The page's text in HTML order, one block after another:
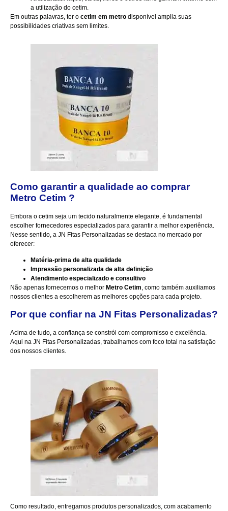
a utilização do cetim.
Em outras palavras, ter o cetim em metro disponível amplia suas
possibilidades criativas sem limites.
Como garantir a qualidade ao comprar
Metro Cetim ?
Embora o cetim seja um tecido naturalmente elegante, é fundamental
escolher fornecedores especializados para garantir a melhor experiência.
Nesse sentido, a JN Fitas Personalizadas se destaca no mercado por
oferecer:
Matéria-prima de alta qualidade
Impressão personalizada de alta definição
Atendimento especializado e consultivo
Não apenas fornecemos o melhor Metro Cetim, como também auxiliamos
nossos clientes a escolherem as melhores opções para cada projeto.
Por que confiar na JN Fitas Personalizadas?
Acima de tudo, a confiança se constrói com compromisso e excelência.
Aqui na JN Fitas Personalizadas , trabalhamos com foco total na satisfação
dos nossos clientes.
Como resultado, entregamos produtos personalizados, com acabamento